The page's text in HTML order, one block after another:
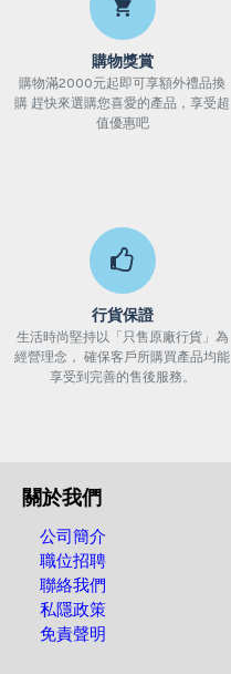
購物獎賞
購物滿2000元起即可享額外禮品換
購 趕快來選購您喜愛的產品，享受超
值優惠吧
行貨保證
生活時尚堅持以「只售原廠行貨」為
經營理念， 確保客戶所購買產品均能
享受到完善的售後服務。
關於我們
公司簡介
職位招聘
聯絡我們
私隱政策
免責聲明